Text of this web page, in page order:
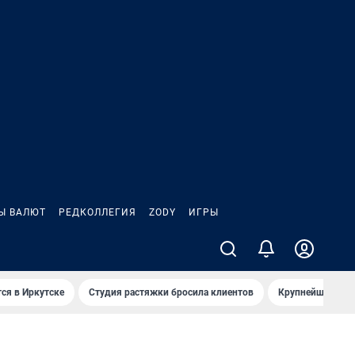
ВАЛЮТ РЕДКОЛЛЕГИЯ ZODY ИГРЫ
в Иркутске Студия растяжки бросила клиентов Крупнейшие